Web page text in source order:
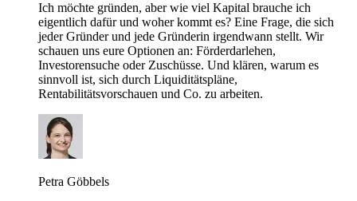
Ich möchte gründen, aber wie viel Kapital brauche ich
eigentlich dafür und woher kommt es? Eine Frage, die sich
jeder Gründer und jede Gründerin irgendwann stellt. Wir
schauen uns eure Optionen an: Förderdarlehen,
Investorensuche oder Zuschüsse. Und klären, warum es
sinnvoll ist, sich durch Liquiditätspläne,
Rentabilitätsvorschauen und Co. zu arbeiten.
Petra Göbbels